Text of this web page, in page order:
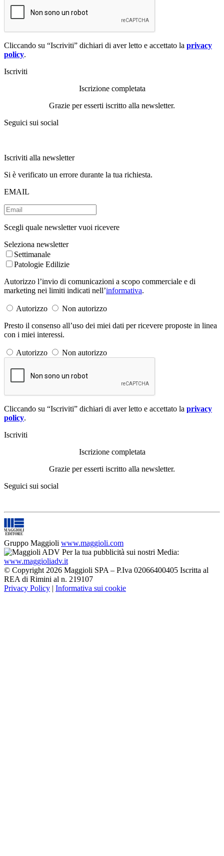
Cliccando su “Iscriviti” dichiari di aver letto e accettato la privacy
policy.
Iscriviti
Iscrizione completata
Grazie per esserti iscritto alla newsletter.
Seguici sui social
Iscriviti alla newsletter
Si è verificato un errore durante la tua richiesta.
EMAIL
Scegli quale newsletter vuoi ricevere
Seleziona newsletter
Settimanale
Patologie Edilizie
Autorizzo l’invio di comunicazioni a scopo commerciale e di
marketing nei limiti indicati nell’informativa.
Autorizzo
Non autorizzo
Presto il consenso all’uso dei miei dati per ricevere proposte in linea
con i miei interessi.
Autorizzo Non autorizzo
Cliccando su “Iscriviti” dichiari di aver letto e accettato la privacy
policy.
Iscriviti
Iscrizione completata
Grazie per esserti iscritto alla newsletter.
Seguici sui social
Gruppo Maggioli www.maggioli.com
Per la tua pubblicità sui nostri Media:
www.maggioliadv.it
© Copyright 2026 Maggioli SPA – P.Iva 02066400405 Iscritta al
REA di Rimini al n. 219107
Privacy Policy | Informativa sui cookie